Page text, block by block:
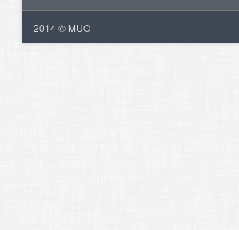
2014 © MUO